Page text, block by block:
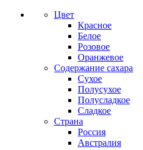
Цвет
Красное
Белое
Розовое
Оранжевое
Содержание сахара
Сухое
Полусухое
Полусладкое
Сладкое
Страна
Россия
Австралия